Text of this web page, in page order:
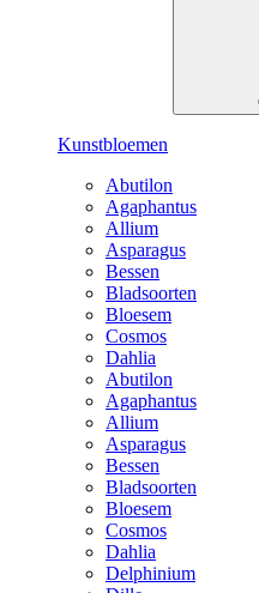
Kunstbloemen
Abutilon
Agaphantus
Allium
Asparagus
Bessen
Bladsoorten
Bloesem
Cosmos
Dahlia
Abutilon
Agaphantus
Allium
Asparagus
Bessen
Bladsoorten
Bloesem
Cosmos
Dahlia
Delphinium